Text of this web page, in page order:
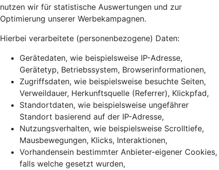
nutzen wir für statistische Auswertungen und zur
Optimierung unserer Werbekampagnen.
Hierbei verarbeitete (personenbezogene) Daten:
Gerätedaten, wie beispielsweise IP-Adresse,
Gerätetyp, Betriebssystem, Browserinformationen,
Zugriffsdaten, wie beispielsweise besuchte Seiten,
Verweildauer, Herkunftsquelle (Referrer), Klickpfad,
Standortdaten, wie beispielsweise ungefährer
Standort basierend auf der IP-Adresse,
Nutzungsverhalten, wie beispielsweise Scrolltiefe,
Mausbewegungen, Klicks, Interaktionen,
Vorhandensein bestimmter Anbieter-eigener Cookies,
falls welche gesetzt wurden,